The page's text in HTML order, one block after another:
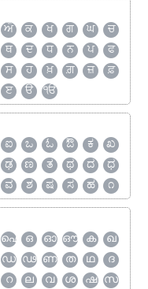
ਔ ਕ ਖ ਗ ਘ
ਚ
ਥ ਦ ਧ ਨ ਪ
ਫ
ਸ ਹ ਖ਼ ਗ਼ ਜ਼
ਫ਼
ੲ ੳ ੴ
ಐ ಒ ಓ ಔ ಕ
ಖ
ಢ ಣ ತ ಥ ದ
ಧ
ವ ಶ ಷ ಸ ಹ ೧
ഐ ഒ ഓ ഔ ക
ഖ
ഡ ഢ ണ ത ഥ
ദ
റ ല വ ശ ഷ
സ